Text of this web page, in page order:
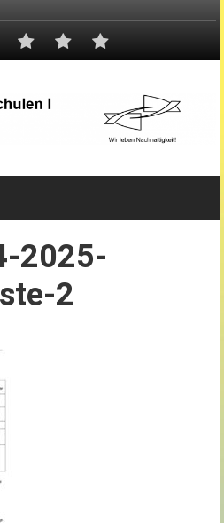
2025-
2